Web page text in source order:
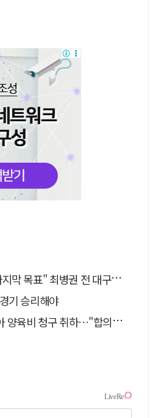
" 최병권 전 대구체고 복싱 감독
기 승리해야
비 청구 취하…"합의로 해결"